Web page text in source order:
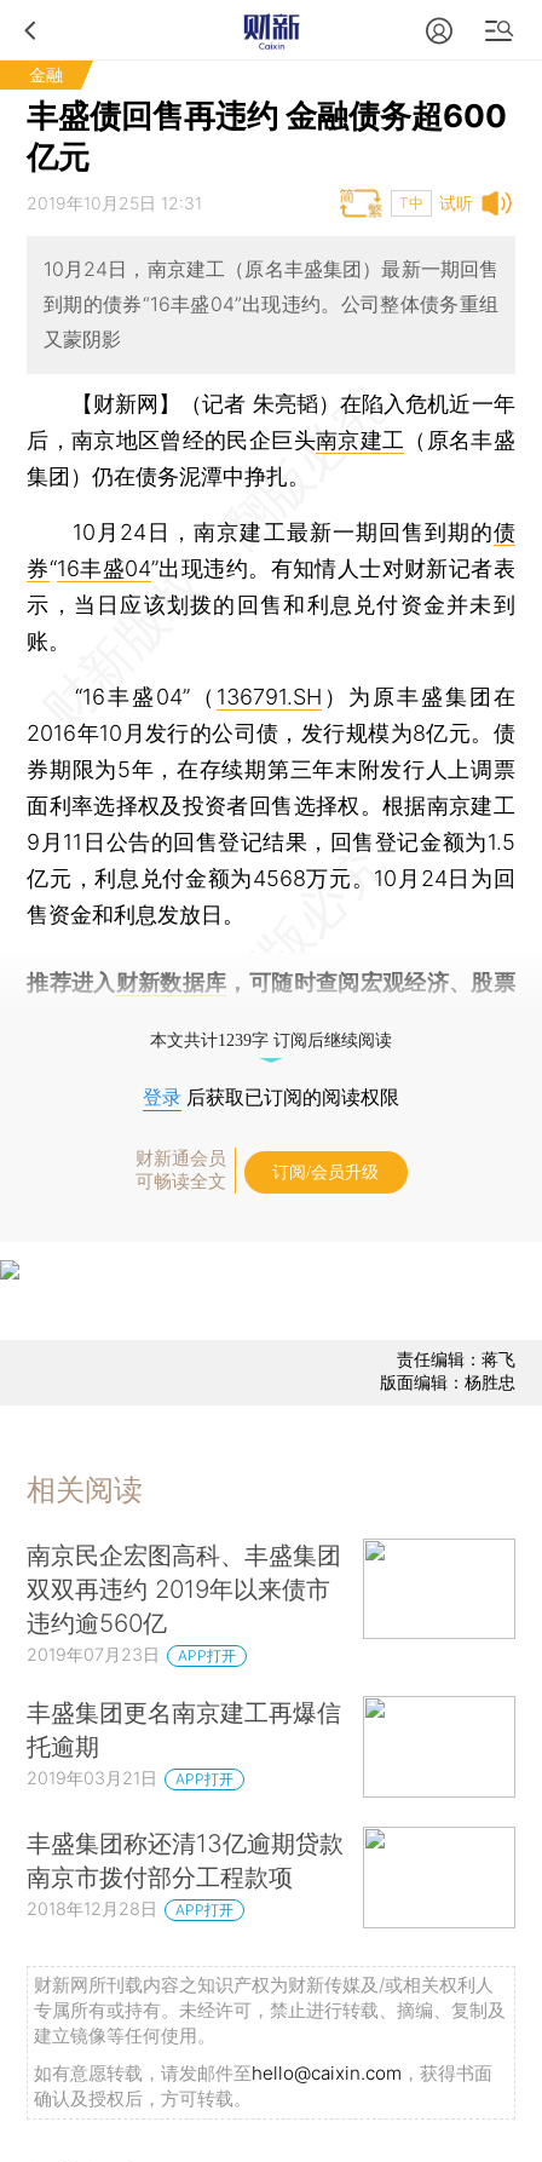
金融
丰盛债回售再违约 金融债务超600
亿元
试听
2019年10月25日 12:31 T中
10月24日，南京建工（原名丰盛集团）最新一期回售
到期的债券“16丰盛04”出现违约。公司整体债务重组
又蒙阴影
【财新网】（记者 朱亮韬） 在陷入危机近一年
后，南京地区曾经的民企巨头南京建工
（原名丰盛
集团）仍在债务泥潭中挣扎。
10月24日，南京建工最新一期回售到期的债
券“16丰盛04”出现违约。有知情人士对财新记者表
示，当日应该划拨的回售和利息兑付资金并未到
账。
“16丰盛04”（ 136791.SH ）为原丰盛集团在
2016年10月发行的公司债，发行规模为8亿元。债
券期限为5年，在存续期第三年末附发行人上调票
面利率选择权及投资者回售选择权。根据南京建工
9月11日公告的回售登记结果，回售登记金额为1.5
亿元，利息兑付金额为4568万元。10月24日为回
售资金和利息发放日。
推荐进入 财新数据库 ，可随时查阅宏观经济、股票
本文共计1239字 订阅后继续阅读
登录 后获取已订阅的阅读权限
财新通会员
可畅读全文
订阅/会员升级
责任编辑：蒋飞
版面编辑：杨胜忠
相关阅读
南京民企宏图高科、丰盛集团
双双再违约 2019年以来债市
违约逾560亿
2019年07月23日 APP打开
丰盛集团更名南京建工再爆信
托逾期
2019年03月21日 APP打开
丰盛集团称还清13亿逾期贷款
南京市拨付部分工程款项
2018年12月28日 APP打开
财新网所刊载内容之知识产权为财新传媒及/或相关权利人
专属所有或持有。未经许可，禁止进行转载、摘编、复制及
建立镜像等任何使用。
如有意愿转载，请发邮件至hello@caixin.com ，获得书面
确认及授权后，方可转载。